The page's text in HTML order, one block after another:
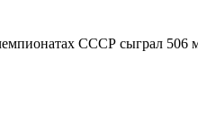
СССР сыграл 506